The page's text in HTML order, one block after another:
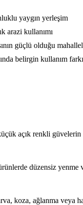
yaygın yerleşim
arazi kullanımı
güçlü olduğu
belirgin kullanım farkı
açık renkli güvelerin
düzensiz yenme
koza, ağlanma veya